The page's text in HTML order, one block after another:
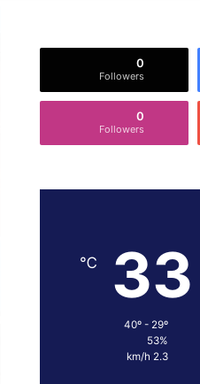
0
Followers
0
Followers
33
℃
40º - 29º
53%
2.3 km/h